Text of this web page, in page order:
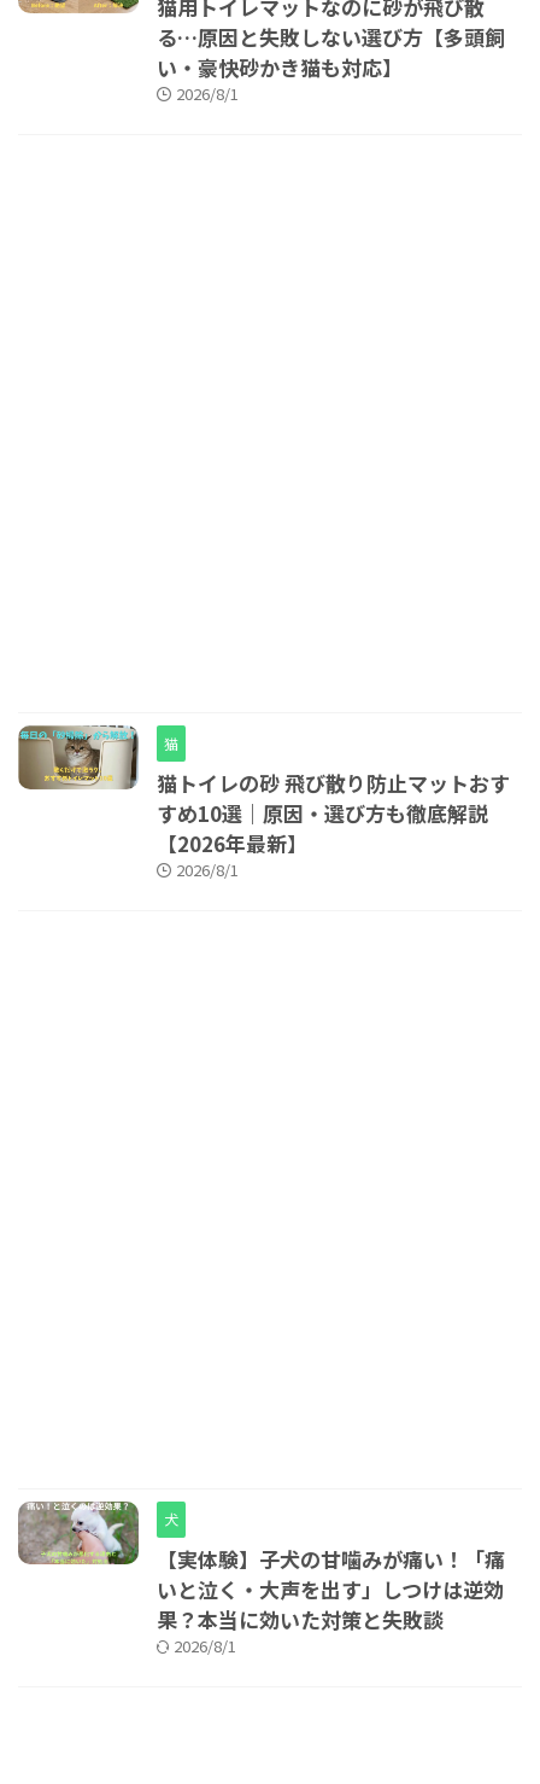
猫用トイレマットなのに砂が飛び散
る…原因と失敗しない選び方【多頭飼
い・豪快砂かき猫も対応】
2026/8/1
猫
猫トイレの砂 飛び散り防止マットおす
すめ10選｜原因・選び方も徹底解説
【2026年最新】
2026/8/1
犬
【実体験】子犬の甘噛みが痛い！「痛
いと泣く・大声を出す」しつけは逆効
果？本当に効いた対策と失敗談
2026/8/1